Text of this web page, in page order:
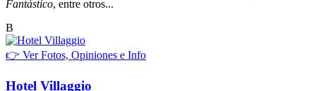
Fantástico, entre otros...
B
👉 Ver Fotos, Opiniones e Info
Hotel Villaggio